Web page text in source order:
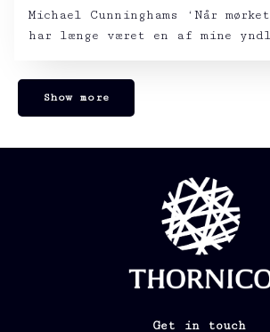
Michael Cunninghams ‘Når
har længe været en af mine
Show more
Get in touch